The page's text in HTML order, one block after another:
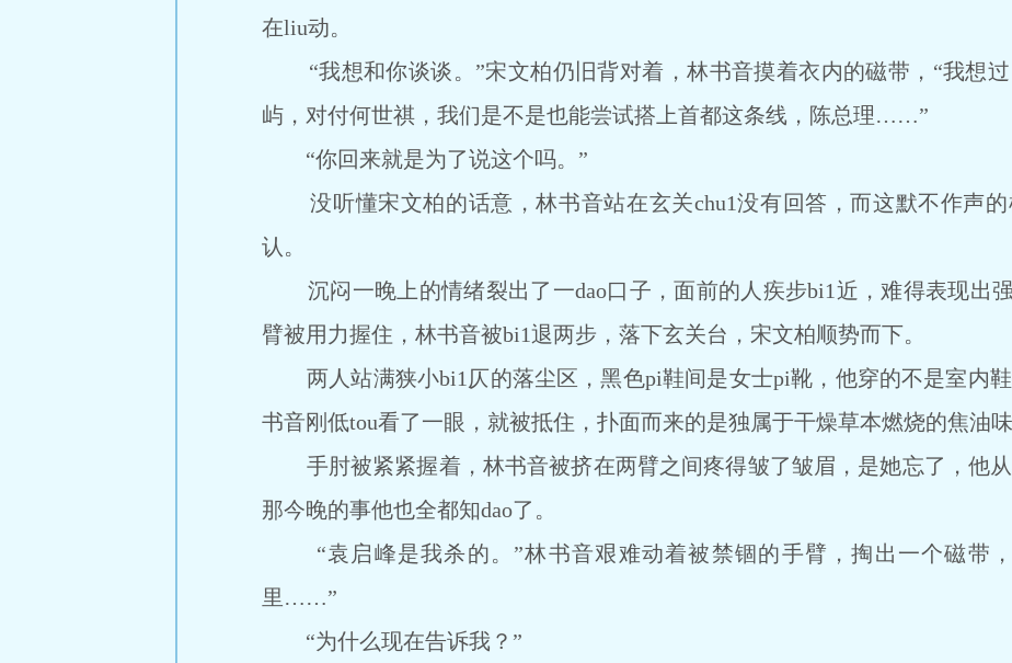
在liu动。
“我想和你谈谈。”宋文柏仍旧背对着，林书音摸着衣内的磁带，“我想过
屿，对付何世祺，我们是不是也能尝试搭上首都这条线，陈总理……”
“你回来就是为了说这个吗。”
没听懂宋文柏的话意，林书音站在玄关chu1没有回答，而这默不作声的
认。
沉闷一晚上的情绪裂出了一dao口子，面前的人疾步bi1近，难得表现出强
臂被用力握住，林书音被bi1退两步，落下玄关台，宋文柏顺势而下。
两人站满狭小bi1仄的落尘区，黑色pi鞋间是女士pi靴，他穿的不是室内
书音刚低tou看了一眼，就被抵住，扑面而来的是独属于干燥草本燃烧的焦油味
手肘被紧紧握着，林书音被挤在两臂之间疼得皱了皱眉，是她忘了，他从
那今晚的事他也全都知dao了。
“袁启峰是我杀的。”林书音艰难动着被禁锢的手臂，掏出一个磁带
里……”
“为什么现在告诉我？”